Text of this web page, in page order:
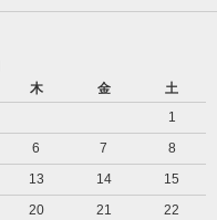
木 金
土
1
6 7
8
13 14
15
20 21
22